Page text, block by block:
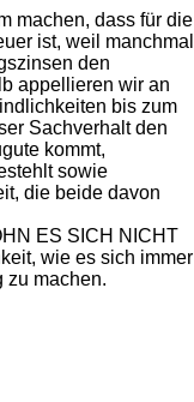
machen, dass für die
ist, weil manchmal
den
appellieren wir an
bis zum
Sachverhalt den
kommt,
sowie
die beide davon
ES SICH NICHT
wie es sich immer
zu machen.